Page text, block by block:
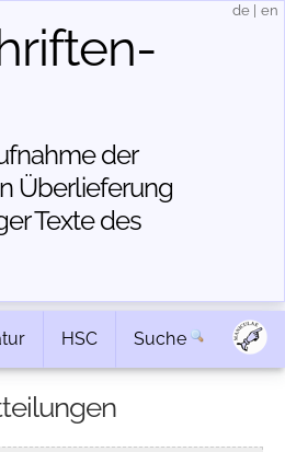
der
Über­lieferung
Texte des
de en
HSC Suche